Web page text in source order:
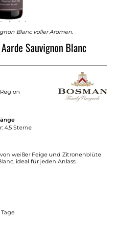
Blanc voller Aromen.
Sauvignon Blanc
4.5 Sterne
weißer Feige und Zitronenblüte
ideal für jeden Anlass.